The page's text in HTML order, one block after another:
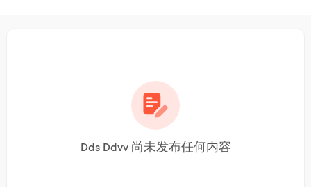
Dds Ddvv 尚未发布任何内容